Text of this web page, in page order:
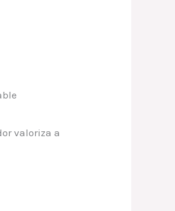
valoriza a